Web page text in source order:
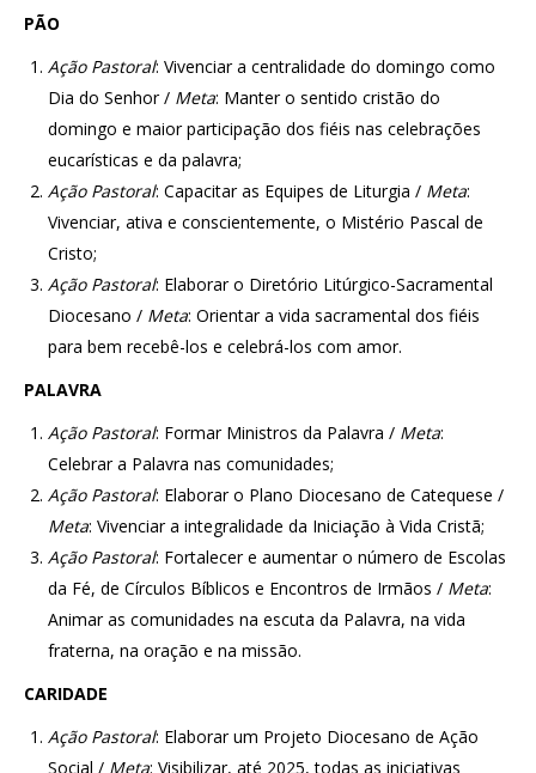
PÃO
Ação Pastoral: Vivenciar a centralidade do domingo como
Dia do Senhor / Meta: Manter o sentido cristão do
domingo e maior participação dos fiéis nas celebrações
eucarísticas e da palavra;
Ação Pastoral: Capacitar as Equipes de Liturgia / Meta:
Vivenciar, ativa e conscientemente, o Mistério Pascal de
Cristo;
Ação Pastoral: Elaborar o Diretório Litúrgico-Sacramental
Diocesano / Meta: Orientar a vida sacramental dos fiéis
para bem recebê-los e celebrá-los com amor.
PALAVRA
Ação Pastoral: Formar Ministros da Palavra / Meta:
Celebrar a Palavra nas comunidades;
Ação Pastoral: Elaborar o Plano Diocesano de Catequese /
Meta: Vivenciar a integralidade da Iniciação à Vida Cristã;
Ação Pastoral: Fortalecer e aumentar o número de Escolas
da Fé, de Círculos Bíblicos e Encontros de Irmãos / Meta:
Animar as comunidades na escuta da Palavra, na vida
fraterna, na oração e na missão.
CARIDADE
Ação Pastoral: Elaborar um Projeto Diocesano de Ação
Social / Meta: Visibilizar, até 2025, todas as iniciativas